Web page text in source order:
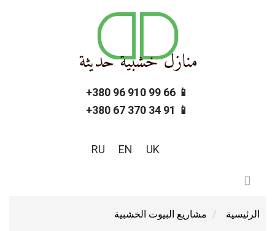
📱 66 99 910 96 380+
📱 91 34 370 67 380+
UK
EN
RU
الرئيسية مشاريع البيوت الخشبية